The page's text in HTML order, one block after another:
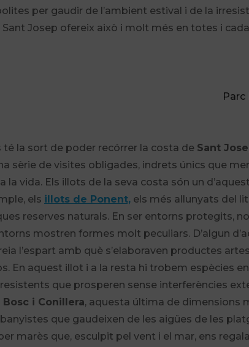
per gaudir de l’ambient estival i de la
Sant Josep ofereix això i molt més en totes i
Parc
té la sort de poder recórrer la costa de Sant
sèrie de visites obligades, indrets únics que
la vida. Els illots de la seva costa són un
els illots de Ponent, els més allunyats del
reserves naturals. En ser entorns protegits,
mostren formes molt peculiars. D’algun
l’espart amb què s’elaboraven productes
En aquest illot i a la resta hi trobem espècies
que prosperen sense interferències
Bosc i Conillera, aquesta última de dimensions
que gaudeixen de les aigües de les
marès que, esculpit pel vent i el mar, ens